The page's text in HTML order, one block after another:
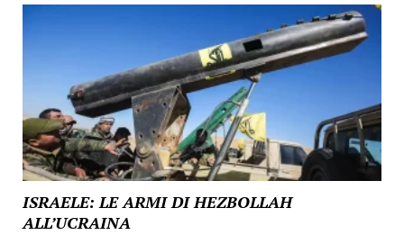
ISRAELE: LE ARMI DI HEZBOLLAH
ALL’UCRAINA